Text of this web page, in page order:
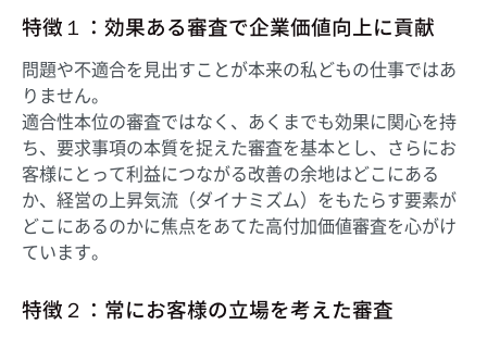
特徴１：効果ある審査で企業価値向上に貢献
問題や不適合を見出すことが本来の私どもの仕事ではあ
りません。
適合性本位の審査ではなく、あくまでも効果に関心を持
ち、要求事項の本質を捉えた審査を基本とし、さらにお
客様にとって利益につながる改善の余地はどこにある
か、経営の上昇気流（ダイナミズム）をもたらす要素が
どこにあるのかに焦点をあてた高付加価値審査を心がけ
ています。
特徴２：常にお客様の立場を考えた審査